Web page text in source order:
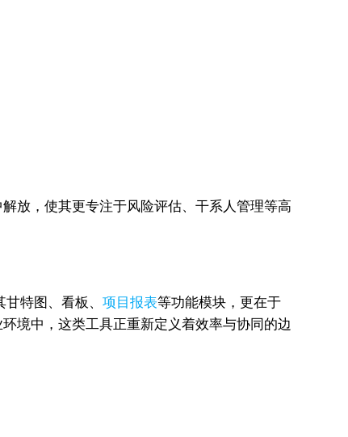
放，使其更专注于风险评估、干系人管理等高
甘特图、看板、项目报表等功能模块，更在于
境中，这类工具正重新定义着效率与协同的边